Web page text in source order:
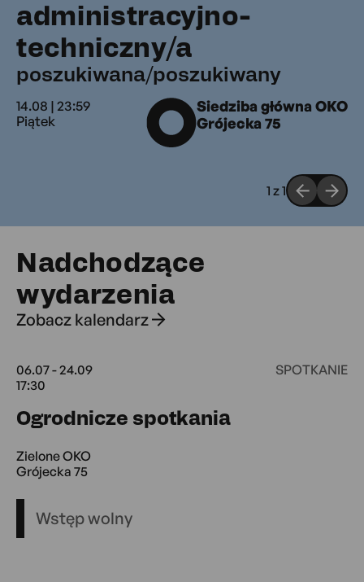
administracyjno-
techniczny/a
poszukiwana/poszukiwany
14.08 | 23:59
Piątek
Siedziba główna OKO
Grójecka 75
1 z1
Nadchodzące
wydarzenia
Zobacz kalendarz
06.07 - 24.09
17:30
SPOTKANIE
Ogrodnicze spotkania06.07 17:30 -
Zielone OKO
Grójecka 75
Wstęp wolny